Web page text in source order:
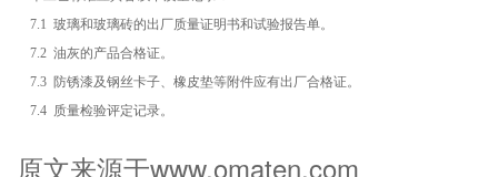
7.1 玻璃和玻璃砖的出厂质量证明书和试验报告单。
7.2 油灰的产品合格证。
7.3 防锈漆及钢丝卡子、橡皮垫等附件应有出厂合格证。
7.4 质量检验评定记录。
原文来源于www.omaten.com